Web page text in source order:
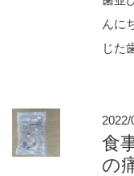
んに
じた
2022/
食
の